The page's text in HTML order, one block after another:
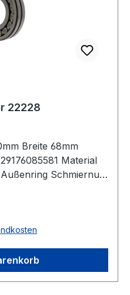
22228
Breite 68mm
Material
Schmiernut
+200 °C
Bohrung (1:12)